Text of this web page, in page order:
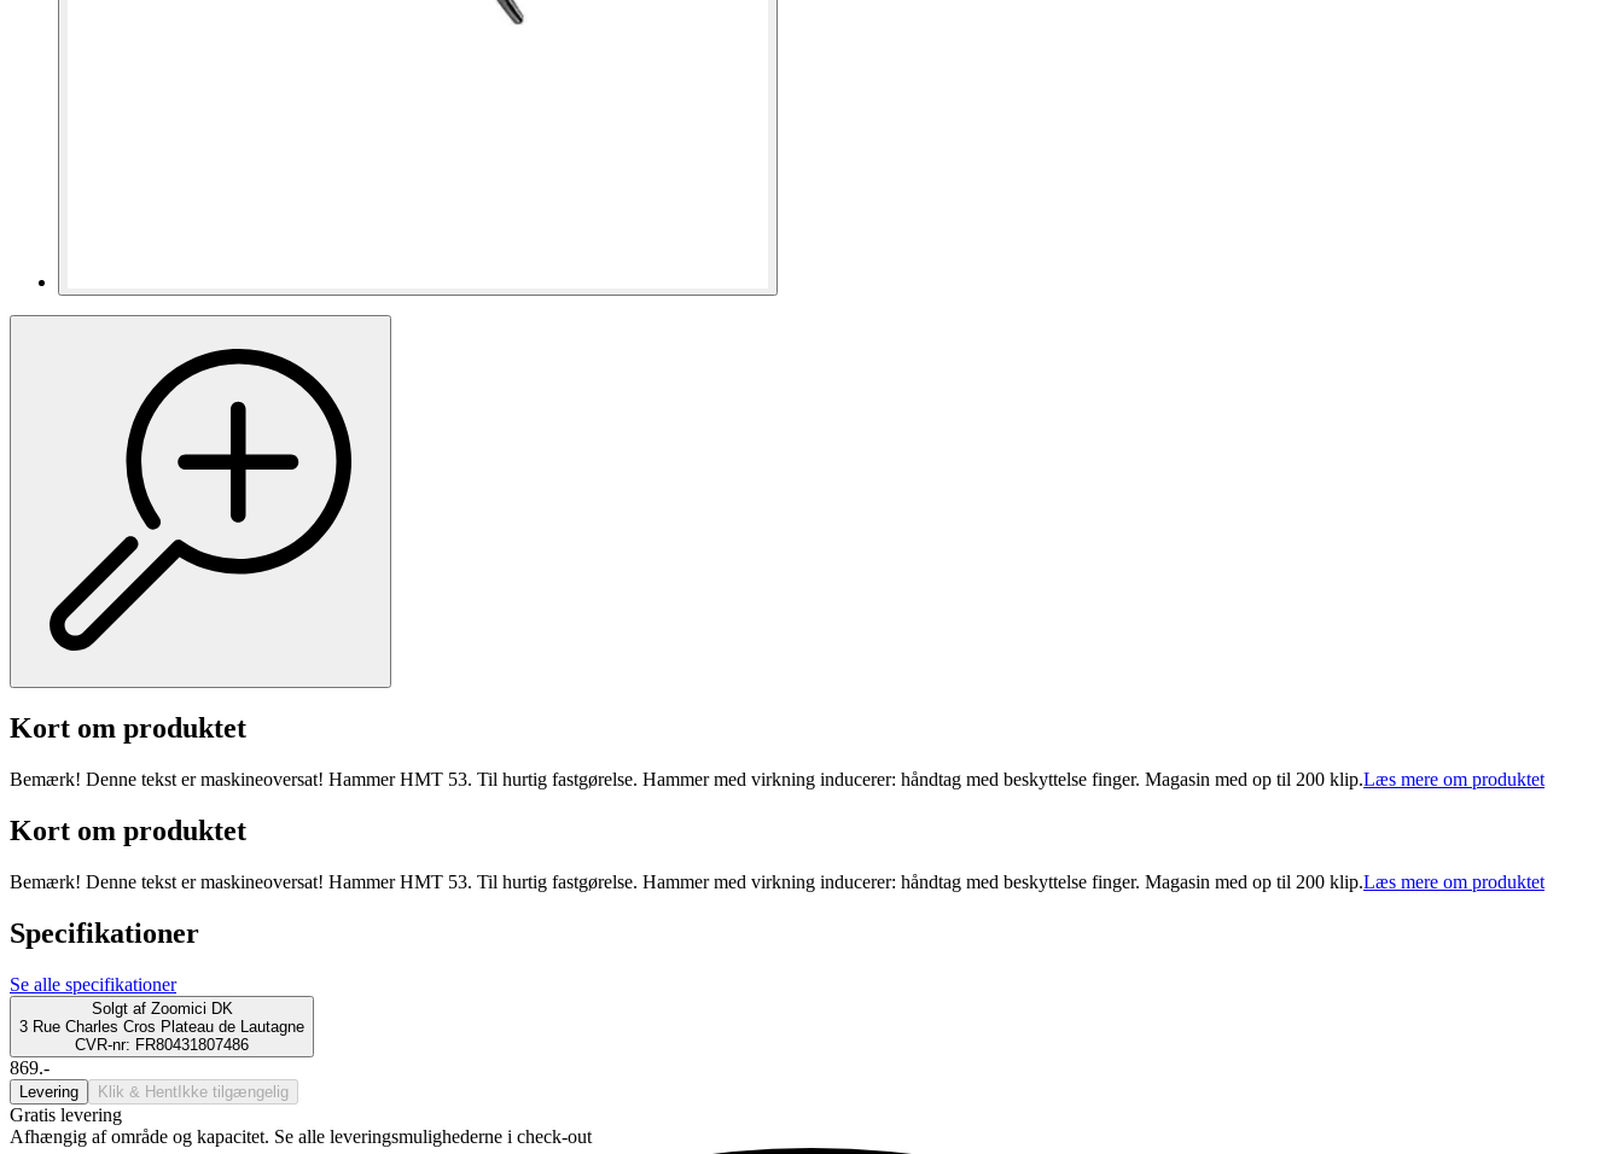
Kort om produktet
Bemærk! Denne tekst er maskineoversat! Hammer HMT 53. Til hurtig fastgørelse. Hammer med virkning inducerer: håndtag med beskyttelse finger. Magasin med op til 200 klip.Læs mere om produktet
Kort om produktet
Bemærk! Denne tekst er maskineoversat! Hammer HMT 53. Til hurtig fastgørelse. Hammer med virkning inducerer: håndtag med beskyttelse finger. Magasin med op til 200 klip.Læs mere om produktet
Specifikationer
Se alle specifikationer
Solgt af Zoomici DK
3 Rue Charles Cros Plateau de Lautagne
CVR-nr: FR80431807486
869.-
Levering Klik & Hent Ikke tilgængelig
Gratis levering
Afhængig af område og kapacitet. Se alle leveringsmulighederne i check-out